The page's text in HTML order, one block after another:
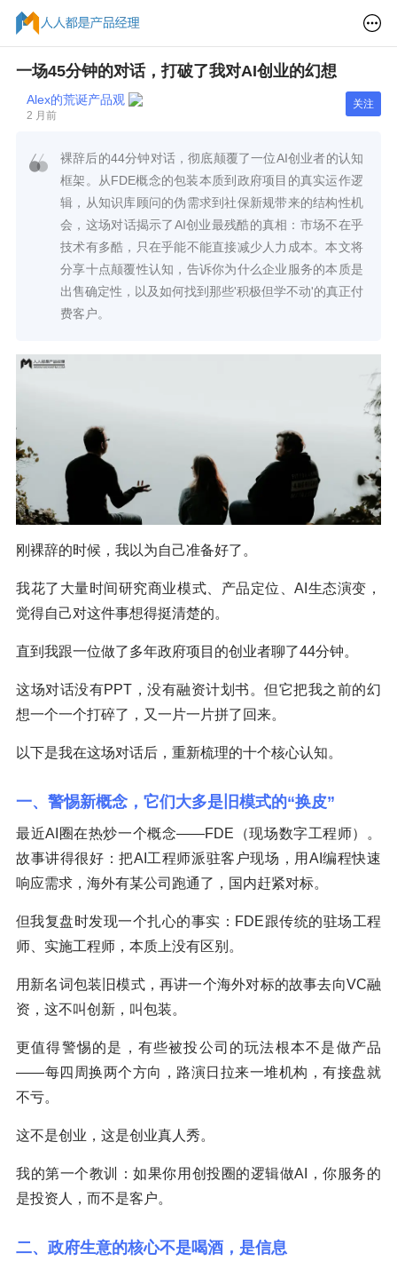
一场45分钟的对话，打破了我对AI创业的幻想
Alex的荒诞产品观
2 月前
关注
裸辞后的44分钟对话，彻底颠覆了一位AI创业者的认知
框架。从FDE概念的包装本质到政府项目的真实运作逻
辑，从知识库顾问的伪需求到社保新规带来的结构性机
会，这场对话揭示了AI创业最残酷的真相：市场不在乎
技术有多酷，只在乎能不能直接减少人力成本。本文将
分享十点颠覆性认知，告诉你为什么企业服务的本质是
出售确定性，以及如何找到那些'积极但学不动'的真正付
费客户。
刚裸辞的时候，我以为自己准备好了。
我花了大量时间研究商业模式、产品定位、AI生态演变，
觉得自己对这件事想得挺清楚的。
直到我跟一位做了多年政府项目的创业者聊了44分钟。
这场对话没有PPT，没有融资计划书。但它把我之前的幻
想一个一个打碎了，又一片一片拼了回来。
以下是我在这场对话后，重新梳理的十个核心认知。
一、警惕新概念，它们大多是旧模式的“换皮”
最近AI圈在热炒一个概念——FDE（现场数字工程师）。
故事讲得很好：把AI工程师派驻客户现场，用AI编程快速
响应需求，海外有某公司跑通了，国内赶紧对标。
但我复盘时发现一个扎心的事实：FDE跟传统的驻场工程
师、实施工程师，本质上没有区别。
用新名词包装旧模式，再讲一个海外对标的故事去向VC融
资，这不叫创新，叫包装。
更值得警惕的是，有些被投公司的玩法根本不是做产品
——每四周换两个方向，路演日拉来一堆机构，有接盘就
不亏。
这不是创业，这是创业真人秀。
我的第一个教训：如果你用创投圈的逻辑做AI，你服务的
是投资人，而不是客户。
二、政府生意的核心不是喝酒，是信息